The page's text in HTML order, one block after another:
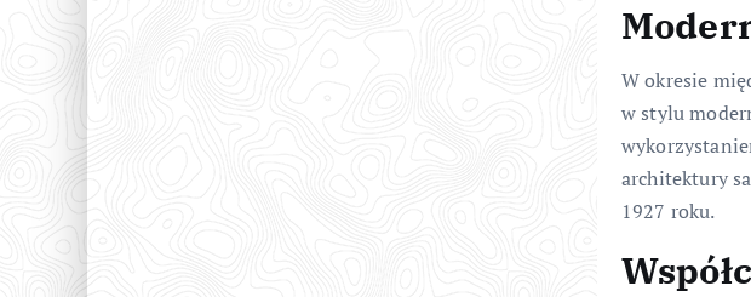
W okresie
w stylu
architektury
1927 roku.